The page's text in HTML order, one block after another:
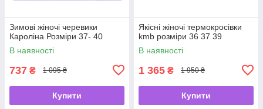
Зимові жіночі черевики
Кароліна Розміри 37- 40
В наявності
737 ₴ 1 095 ₴
Купити
Якісні жіночі термокросівки
kmb розміри 36 37 39
В наявності
1 365 ₴ 1 950 ₴
Купити